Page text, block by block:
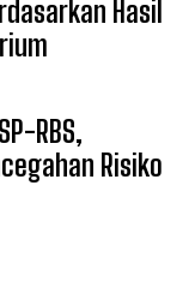
Hasil
RBS,
Risiko